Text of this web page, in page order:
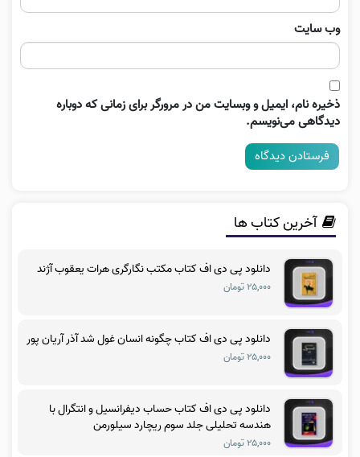
وب‌ سایت
ذخیره نام، ایمیل و وبسایت من در مرورگر برای زمانی که دوباره
دیدگاهی می‌نویسم.
آخرین کتاب ها
دانلود پی دی اف کتاب مکتب نگارگری هرات یعقوب آژند
۲۵,۰۰۰ تومان
دانلود پی دی اف کتاب چگونه انسان غول شد آذر آریان پور
۲۵,۰۰۰ تومان
دانلود پی دی اف کتاب حساب دیفرانسیل و انتگرال با
هندسه تحلیلی جلد سوم ریچارد سیلورمن
۲۵,۰۰۰ تومان